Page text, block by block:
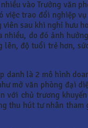
vào Trưởng văn
việc trao đổi nghiệp
viên sau khi nghỉ hưu
nhiều, do đó ảnh
lên, độ tuổi trẻ hơn,
danh là 2 mô hình
mở văn phòng đại
chủ trương
thu hút tư nhân